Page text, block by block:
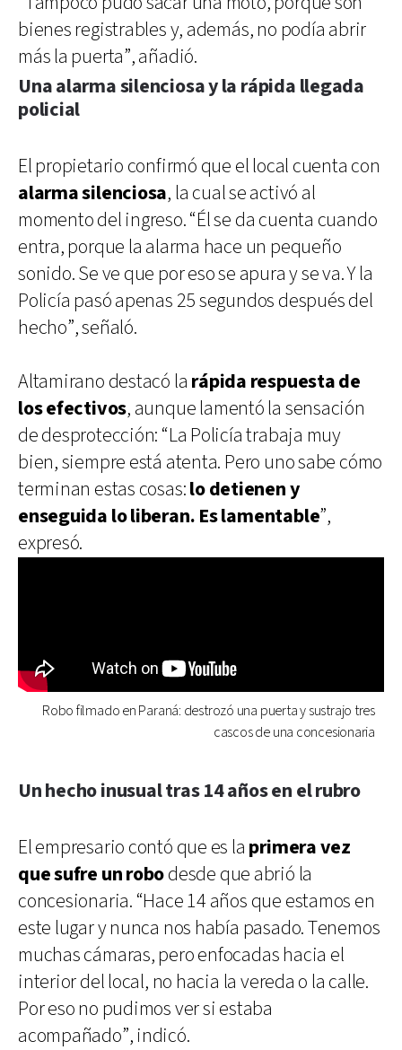
bienes registrables y, además, no podía abrir
más la puerta”, añadió.
Una alarma silenciosa y la rápida llegada
policial
El propietario confirmó que el local cuenta con
alarma silenciosa, la cual se activó al
momento del ingreso. “Él se da cuenta cuando
entra, porque la alarma hace un pequeño
sonido. Se ve que por eso se apura y se va. Y la
Policía pasó apenas 25 segundos después del
hecho”, señaló.
Altamirano destacó la rápida respuesta de
los efectivos, aunque lamentó la sensación
de desprotección: “La Policía trabaja muy
bien, siempre está atenta. Pero uno sabe cómo
terminan estas cosas:lo detienen y
enseguida lo liberan. Es lamentable”,
expresó.
Robo filmado en Paraná: destrozó una puerta y sustrajo tres
cascos de una concesionaria
Un hecho inusual tras 14 años en el rubro
El empresario contó que es la primera vez
que sufre un robodesde que abrió la
concesionaria. “Hace 14 años que estamos en
este lugar y nunca nos había pasado. Tenemos
muchas cámaras, pero enfocadas hacia el
interior del local, no hacia la vereda o la calle.
Por eso no pudimos ver si estaba
acompañado”, indicó.